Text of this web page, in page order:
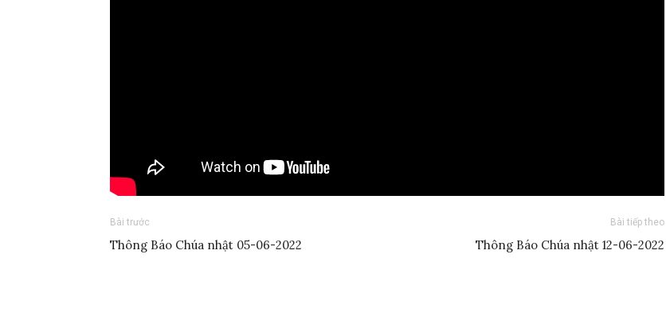
Bài trước
Thông Báo Chúa nhật 05-06-2022
Bài tiếp theo
Thông Báo Chúa nhật 12-06-2022